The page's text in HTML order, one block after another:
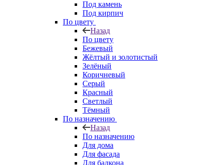
Под камень
Под кирпич
По цвету
Назад
По цвету
Бежевый
Жёлтый и золотистый
Зелёный
Коричневый
Серый
Красный
Светлый
Тёмный
По назначению
Назад
По назначению
Для дома
Для фасада
Для балкона